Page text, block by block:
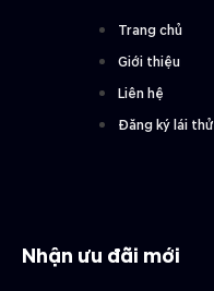
Trang chủ
Giới thiệu
Liên hệ
Đăng ký lái thử
Nhận ưu đãi mới